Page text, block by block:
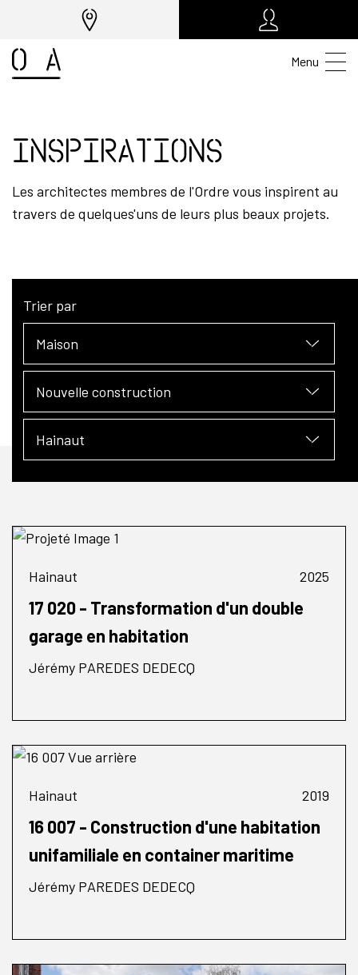
Menu
Inspirations
Les architectes membres de l'Ordre vous inspirent au
travers de quelques'uns de leurs plus beaux projets.
Trier par
Maison
Nouvelle construction
Hainaut
Hainaut 2025
17 020 - Transformation d'un double
garage en habitation
Jérémy PAREDES DEDECQ
Hainaut 2019
16 007 - Construction d'une habitation
unifamiliale en container maritime
Jérémy PAREDES DEDECQ